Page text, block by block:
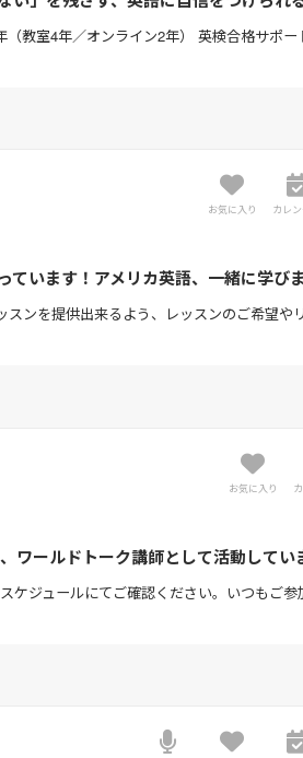
教室4年／オンライン2年） 英検合格サポー
お気に入り カレ
います！アメリカ英語、一緒に学び
ンを提供出来るよう、レッスンのご希望や
お気に入り
ワールドトーク講師として活動してい
ケジュールにてご確認ください。いつもご参